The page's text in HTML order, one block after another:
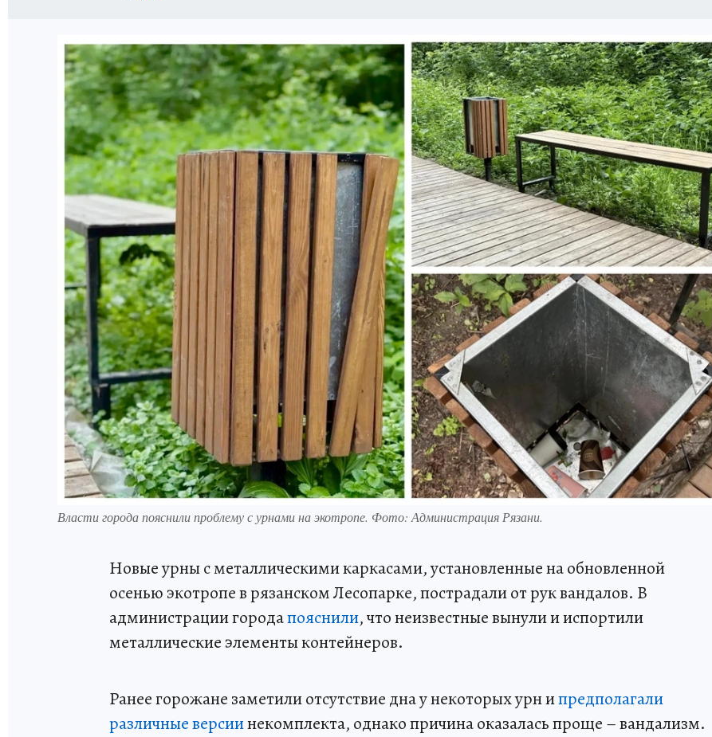
Власти города пояснили проблему с урнами на экотропе. Фото: Администрация Рязани.
Новые урны с металлическими каркасами, установленные на обновленной
осенью экотропе в рязанском Лесопарке, пострадали от рук вандалов. В
администрации городапояснили, что неизвестные вынули и испортили
металлические элементы контейнеров.
Ранее горожане заметили отсутствие дна у некоторых урн ипредполагали
различные версиинекомплекта, однако причина оказалась проще – вандализм.